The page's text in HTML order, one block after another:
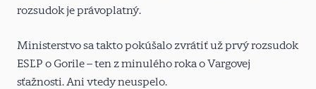
rozsudok je právoplatný.
Ministerstvo sa takto pokúšalo zvrátiť už prvý rozsudok
ESĽP o Gorile – ten z minulého roka o Vargovej
sťažnosti. Ani vtedy neuspelo.